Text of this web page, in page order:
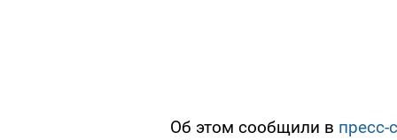
Об этом сообщили в пресс-